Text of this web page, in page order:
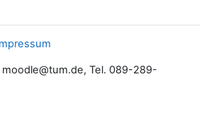
Tel. 089-289-